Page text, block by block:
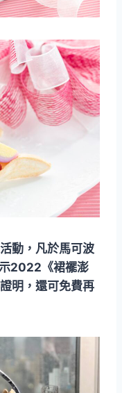
動，凡於馬可波
2022《裙襬澎
明，還可免費再